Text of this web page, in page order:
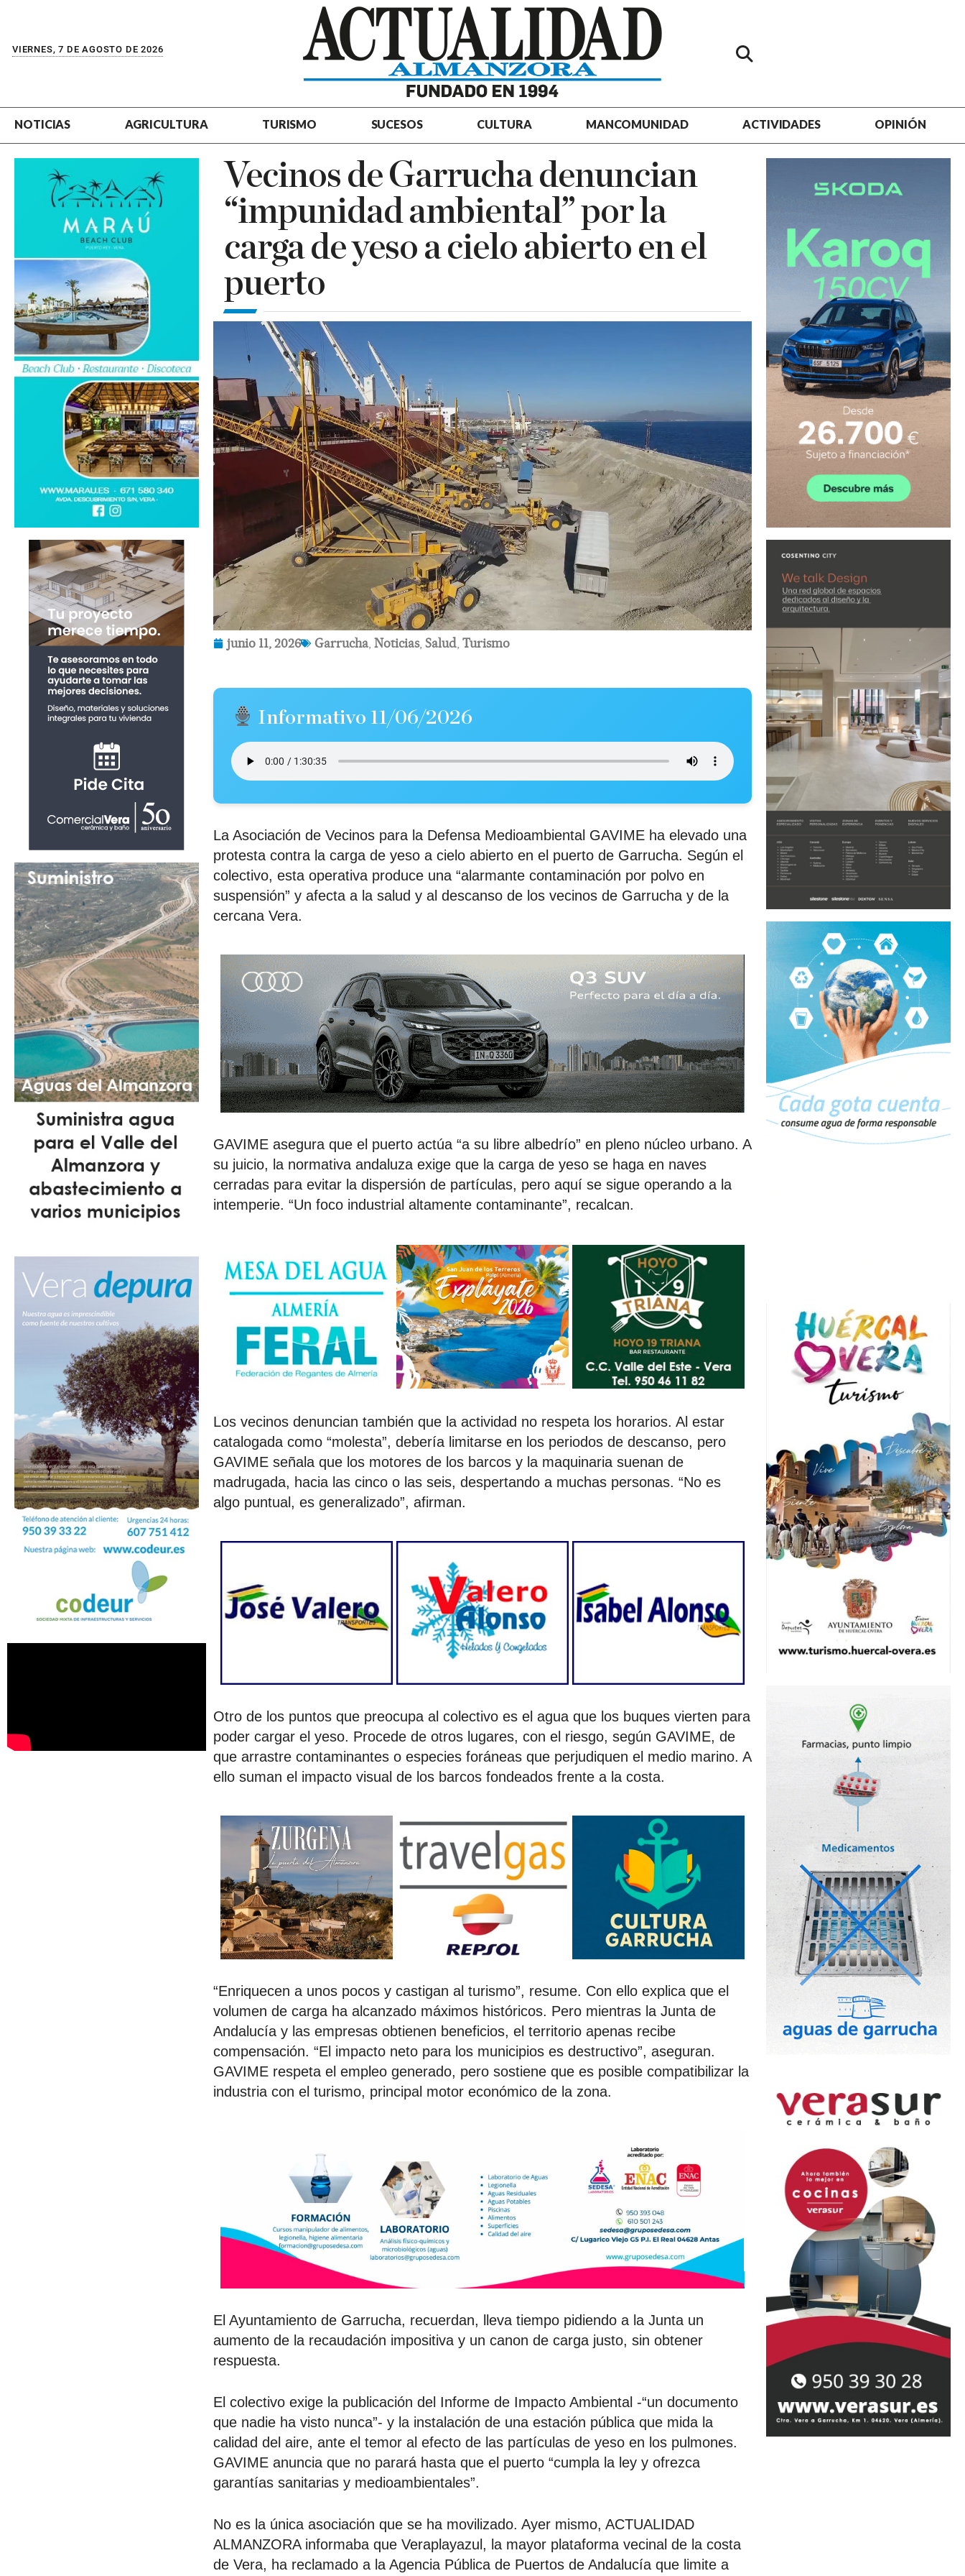
VIERNES, 7 DE AGOSTO DE 2026
NOTICIAS AGRICULTURA TURISMO SUCESOS CULTURA MANCOMUNIDAD ACTIVIDADES OPINIÓN
Vecinos de Garrucha denuncian
“impunidad ambiental” por la
carga de yeso a cielo abierto en el
puerto
junio 11, 2026 Garrucha,Noticias,Salud,Turismo
Informativo 11/06/2026
La Asociación de Vecinos para la Defensa Medioambiental GAVIME ha elevado una
protesta contra la carga de yeso a cielo abierto en el puerto de Garrucha. Según el
colectivo, esta operativa produce una “alarmante contaminación por polvo en
suspensión” y afecta a la salud y al descanso de los vecinos de Garrucha y de la
cercana Vera.
GAVIME asegura que el puerto actúa “a su libre albedrío” en pleno núcleo urbano. A
su juicio, la normativa andaluza exige que la carga de yeso se haga en naves
cerradas para evitar la dispersión de partículas, pero aquí se sigue operando a la
intemperie. “Un foco industrial altamente contaminante”, recalcan.
Los vecinos denuncian también que la actividad no respeta los horarios. Al estar
catalogada como “molesta”, debería limitarse en los periodos de descanso, pero
GAVIME señala que los motores de los barcos y la maquinaria suenan de
madrugada, hacia las cinco o las seis, despertando a muchas personas. “No es
algo puntual, es generalizado”, afirman.
Otro de los puntos que preocupa al colectivo es el agua que los buques vierten para
poder cargar el yeso. Procede de otros lugares, con el riesgo, según GAVIME, de
que arrastre contaminantes o especies foráneas que perjudiquen el medio marino. A
ello suman el impacto visual de los barcos fondeados frente a la costa.
“Enriquecen a unos pocos y castigan al turismo”, resume. Con ello explica que el
volumen de carga ha alcanzado máximos históricos. Pero mientras la Junta de
Andalucía y las empresas obtienen beneficios, el territorio apenas recibe
compensación. “El impacto neto para los municipios es destructivo”, aseguran.
GAVIME respeta el empleo generado, pero sostiene que es posible compatibilizar la
industria con el turismo, principal motor económico de la zona.
El Ayuntamiento de Garrucha, recuerdan, lleva tiempo pidiendo a la Junta un
aumento de la recaudación impositiva y un canon de carga justo, sin obtener
respuesta.
El colectivo exige la publicación del Informe de Impacto Ambiental -“un documento
que nadie ha visto nunca”- y la instalación de una estación pública que mida la
calidad del aire, ante el temor al efecto de las partículas de yeso en los pulmones.
GAVIME anuncia que no parará hasta que el puerto “cumpla la ley y ofrezca
garantías sanitarias y medioambientales”.
No es la única asociación que se ha movilizado. Ayer mismo, ACTUALIDAD
ALMANZORA informaba que Veraplayazul, la mayor plataforma vecinal de la costa
de Vera, ha reclamado a la Agencia Pública de Puertos de Andalucía que limite a